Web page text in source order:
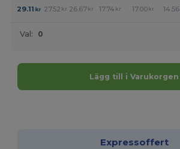
29.11 kr 27.52 kr 26.67 kr 17.74 kr 17.00 kr 14.56
Val: 0
Lägg till i Varukorgen
Expressoffert